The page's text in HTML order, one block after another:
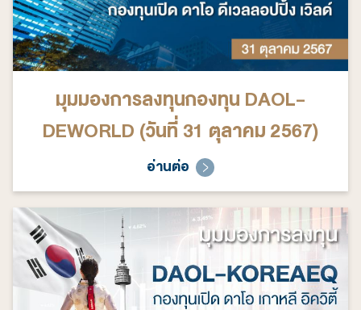
มุมมองการลงทุนกองทุน DAOL-
DEWORLD (วันที่ 31 ตุลาคม 2567)
อ่านต่อ